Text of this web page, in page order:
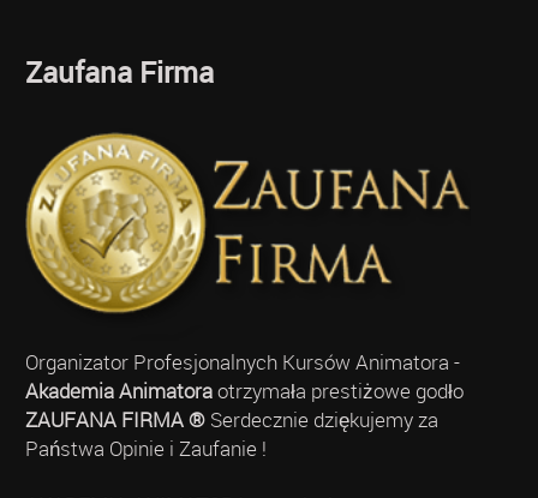
Zaufana Firma
Organizator Profesjonalnych Kursów Animatora -
Akademia Animatoraotrzymała prestiżowe godło
ZAUFANA FIRMA ®Serdecznie dziękujemy za
Państwa Opinie i Zaufanie !